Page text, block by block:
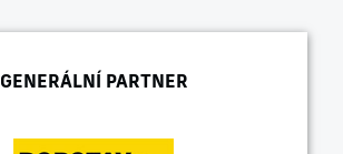
GENERÁLNÍ PARTNER